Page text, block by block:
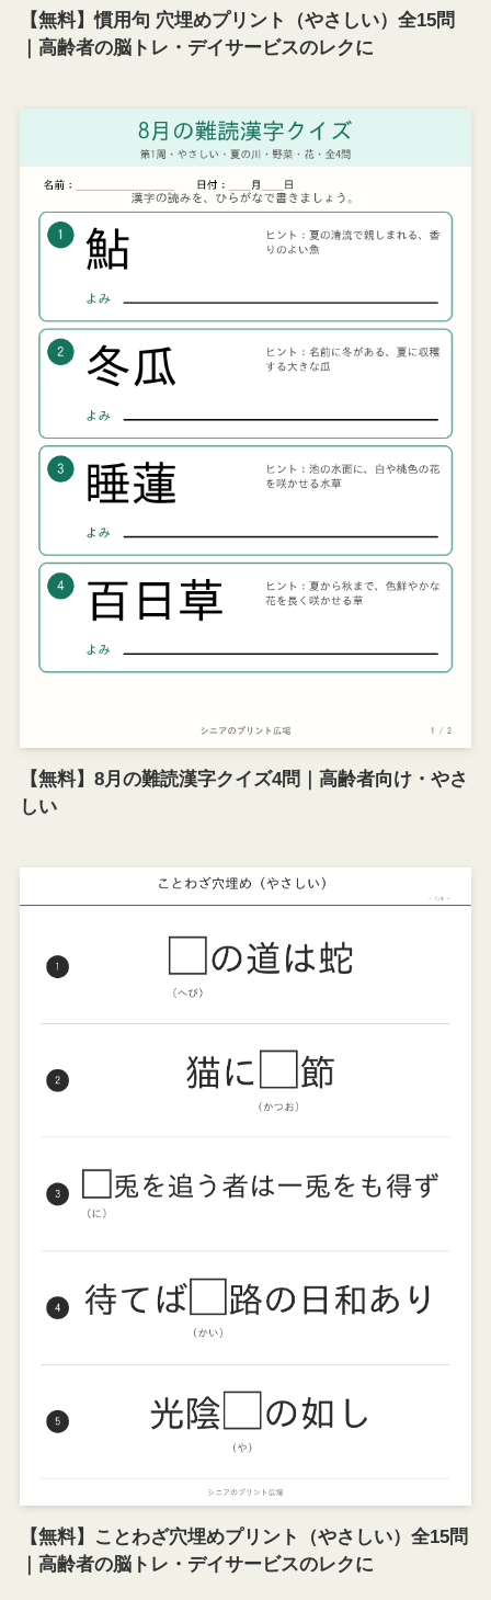
【無料】慣用句 穴埋めプリント（やさしい）全15問
｜高齢者の脳トレ・デイサービスのレクに
【無料】8月の難読漢字クイズ4問｜高齢者向け・やさ
しい
【無料】ことわざ穴埋めプリント（やさしい）全15問
｜高齢者の脳トレ・デイサービスのレクに